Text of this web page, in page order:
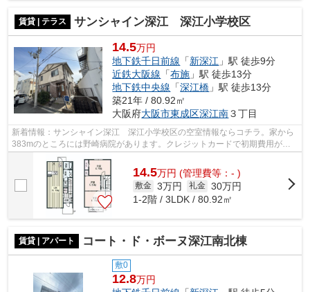
賃貸 | テラス サンシャイン深江 深江小学校区
14.5万円
地下鉄千日前線 「新深江 」駅 徒歩9分
近鉄大阪線 「布施 」駅 徒歩13分
地下鉄中央線 「深江橋 」駅 徒歩13分
築21年 / 80.92㎡
大阪府大阪市東成区深江南３丁目
新着情報：サンシャイン深江 深江小学校区の空室情報ならコチラ。家から
383mのところには野崎病院があります。クレジットカードで初期費用がお
支払いいただけるので、決済の手間が軽...
14.5万円 (管理費等：- )
敷金 3万円 礼金 30万円
1-2階 / 3LDK / 80.92㎡
賃貸 | アパート コート・ド・ボーヌ深江南北棟
敷0
12.8万円